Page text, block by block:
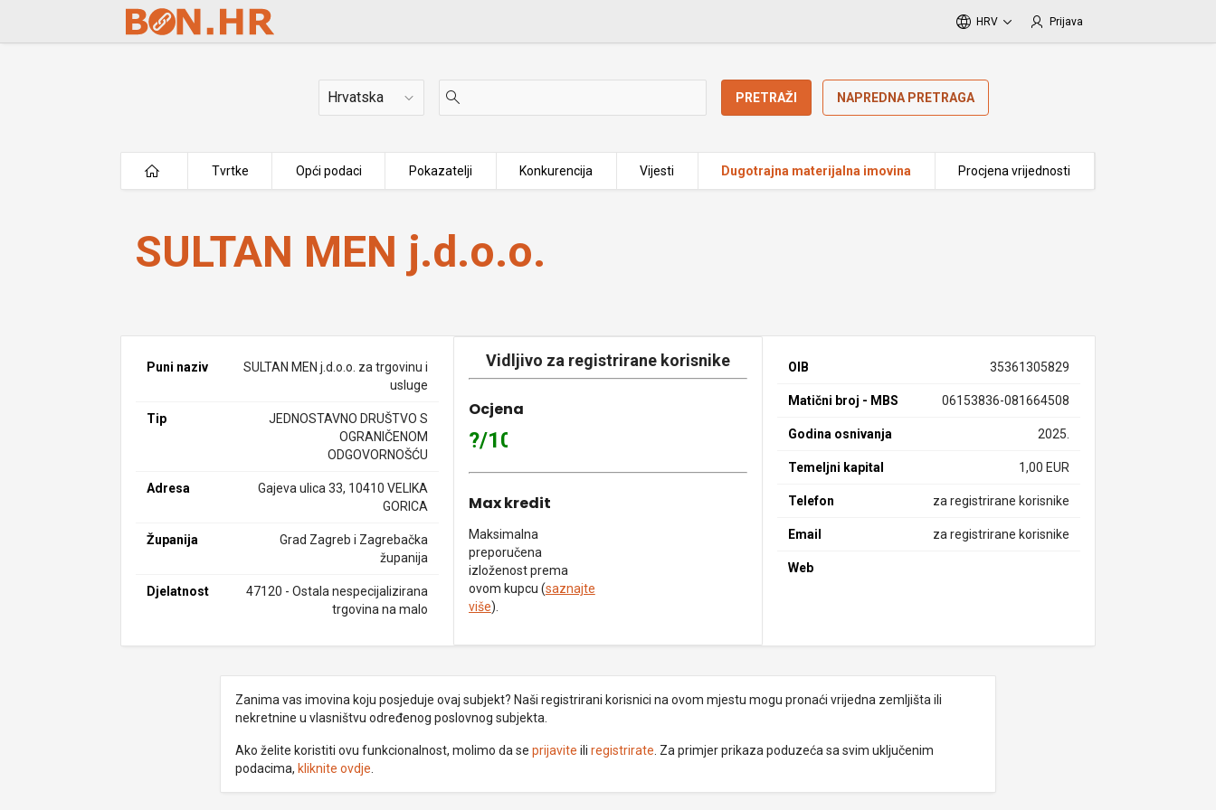
Skip to Main Content
HRV Prijava
Država PRETRAŽI NAPREDNA PRETRAGA
Tvrtke Opći podaci Pokazatelji Konkurencija Vijesti Dugotrajna materijalna imovina Procjena vrijednosti
SULTAN MEN j.d.o.o.
SULTAN MEN j.d.o.o.
Puni naziv
SULTAN MEN j.d.o.o. za trgovinu i
usluge
Tip
JEDNOSTAVNO DRUŠTVO S
OGRANIČENOM
ODGOVORNOŠĆU
Adresa
Gajeva ulica 33, 10410 VELIKA
GORICA
Županija
Grad Zagreb i Zagrebačka
županija
Djelatnost
47120 - Ostala nespecijalizirana
trgovina na malo
Vidljivo za registrirane korisnike
Ocjena
?/10
Max kredit
Maksimalna
preporučena
izloženost prema
ovom kupcu (saznajte
više).
OIB 35361305829
Matični broj - MBS 06153836-081664508
Godina osnivanja 2025.
Temeljni kapital 1,00 EUR
Telefon za registrirane korisnike
Email za registrirane korisnike
Web
Zanima vas imovina koju posjeduje ovaj subjekt? Naši registrirani korisnici na ovom mjestu mogu pronaći vrijedna zemljišta ili
nekretnine u vlasništvu određenog poslovnog subjekta.
Ako želite koristiti ovu funkcionalnost, molimo da se prijavite ili registrirate . Za primjer prikaza poduzeća sa svim uključenim
podacima, kliknite ovdje